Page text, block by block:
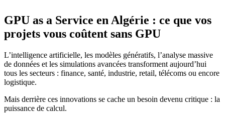
GPU as a Service en Algérie : ce que vos
projets vous coûtent sans GPU
L’intelligence artificielle, les modèles génératifs, l’analyse massive
de données et les simulations avancées transforment aujourd’hui
tous les secteurs : finance, santé, industrie, retail, télécoms ou encore
logistique.
Mais derrière ces innovations se cache un besoin devenu critique : la
puissance de calcul.